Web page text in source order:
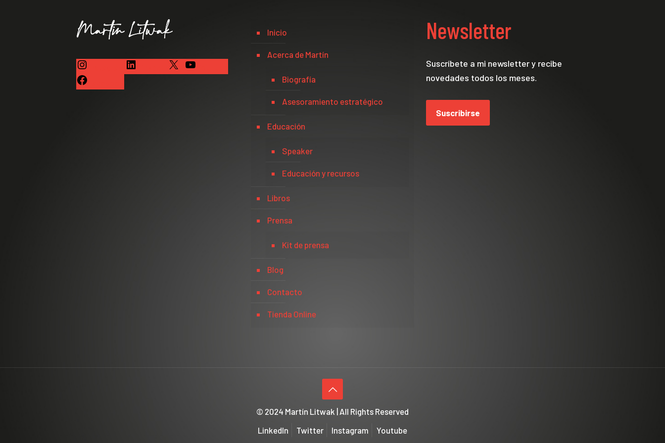
Inicio
Acerca de Martín
Biografía
Asesoramiento estratégico
Educación
Speaker
Educación y recursos
Libros
Prensa
Kit de prensa
Blog
Contacto
Tienda Online
Newsletter
Suscríbete a mi newsletter y recibe
novedades todos los meses.
Suscribirse
© 2024 Martín Litwak | All Rights Reserved
LinkedIn
Twitter Instagram Youtube